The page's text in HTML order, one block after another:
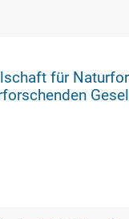
1791 -